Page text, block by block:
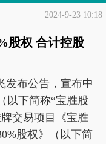
2024-9-23 10:18
股权 合计控股
发布公告，宣布中
以下简称“宝胜股
交易项目《宝胜
股权》（以下简